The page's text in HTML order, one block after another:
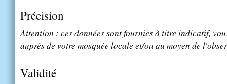
Précision
Attention : ces données sont fournies à titre indicatif,
auprès de votre mosquée locale et/ou au moyen de
Validité